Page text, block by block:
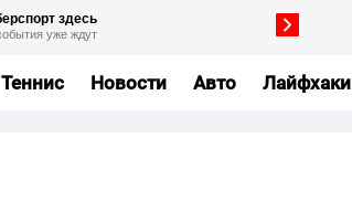
Теннис Новости Авто Лайфхаки